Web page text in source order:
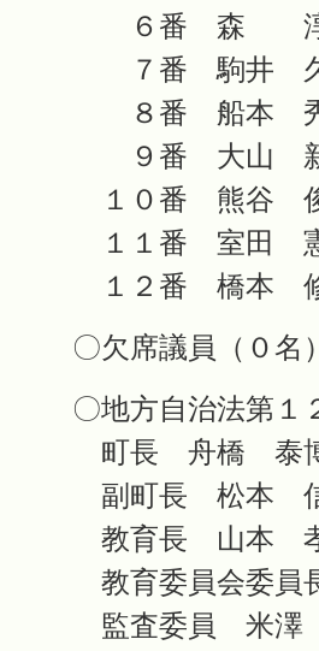
６番 森
７番 駒井
８番 船本
９番 大山
１０番 熊谷
１１番 室田
１２番 橋本
〇欠席議員（０名
〇地方自治法第
町長 舟橋 泰
副町長 松本
教育長 山本
教育委員会委
監査委員 米